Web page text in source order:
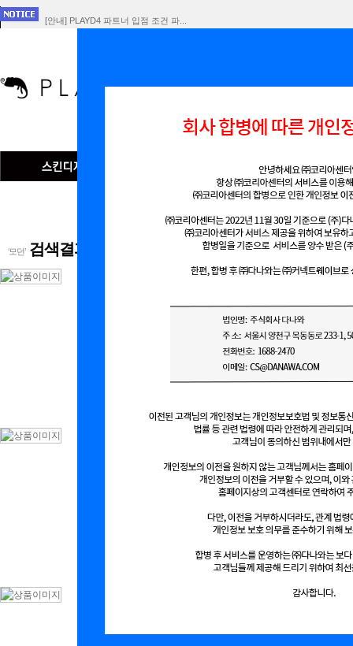
[안내] PLAYD4 파트너 입점 조건 파...
인기검색어 맞춤형
‘모던’검색결과 (731)